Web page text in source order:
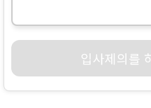
입사제의를